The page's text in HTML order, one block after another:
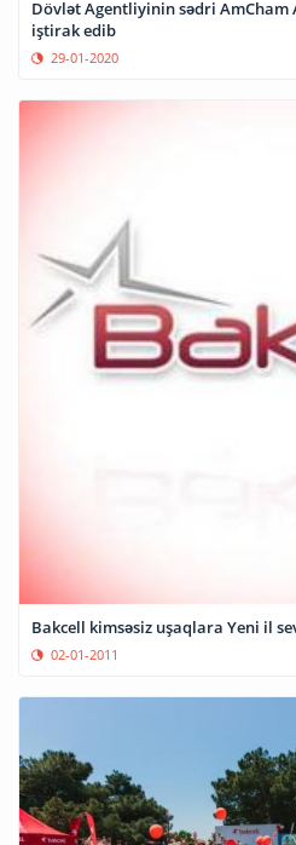
Dövlət Agentliyinin sədri AmCham
iştirak edib
29-01-2020
Bakcell kimsəsiz uşaqlara Yeni il
02-01-2011